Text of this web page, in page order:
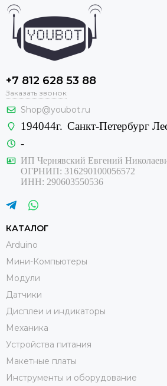
+7 812 628 53 88
Заказать звонок
Shop@youbot.ru
194044г. Санкт-Петербург
-
ИП Чернявский Евгений
ОГРНИП: 316290100056572
ИНН: 290603550536
КАТАЛОГ
Arduino
Мини-Компьютеры
Модули
Датчики
Дисплеи и индикаторы
Механика
Устройства питания
Макетные платы
Инструменты и оборудование